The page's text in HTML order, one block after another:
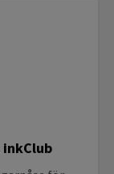
inkClub